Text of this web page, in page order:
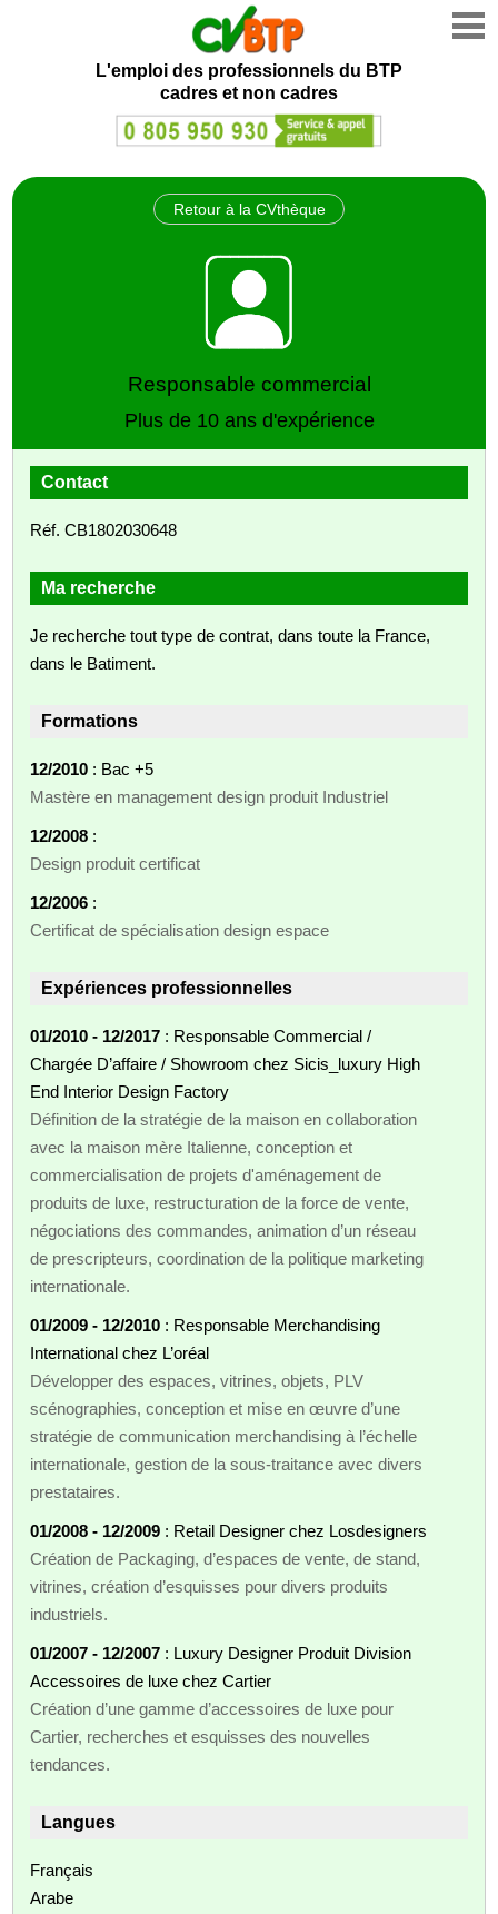
L'emploi des professionnels du BTP
cadres et non cadres
Retour à la CVthèque
Responsable commercial
Plus de 10 ans d'expérience
Contact
Réf. CB1802030648
Ma recherche
Je recherche tout type de contrat, dans toute la France,
dans le Batiment.
Formations
12/2010 : Bac +5
Mastère en management design produit Industriel
12/2008 :
Design produit certificat
12/2006 :
Certificat de spécialisation design espace
Expériences professionnelles
01/2010 - 12/2017 : Responsable Commercial /
Chargée D’affaire / Showroom chez Sicis_luxury High
End Interior Design Factory
Définition de la stratégie de la maison en collaboration
avec la maison mère Italienne, conception et
commercialisation de projets d'aménagement de
produits de luxe, restructuration de la force de vente,
négociations des commandes, animation d’un réseau
de prescripteurs, coordination de la politique marketing
internationale.
01/2009 - 12/2010 : Responsable Merchandising
International chez L’oréal
Développer des espaces, vitrines, objets, PLV
scénographies, conception et mise en œuvre d’une
stratégie de communication merchandising à l’échelle
internationale, gestion de la sous-traitance avec divers
prestataires.
01/2008 - 12/2009 : Retail Designer chez Losdesigners
Création de Packaging, d’espaces de vente, de stand,
vitrines, création d’esquisses pour divers produits
industriels.
01/2007 - 12/2007 : Luxury Designer Produit Division
Accessoires de luxe chez Cartier
Création d’une gamme d’accessoires de luxe pour
Cartier, recherches et esquisses des nouvelles
tendances.
Langues
Français
Arabe